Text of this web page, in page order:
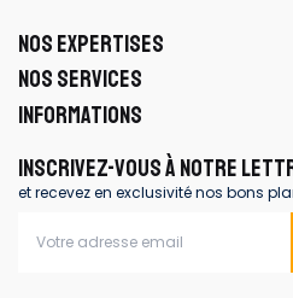
NOS EXPERTISES
NOS SERVICES
INFORMATIONS
INSCRIVEZ-VOUS À NOTRE
et recevez en exclusivité nos bons